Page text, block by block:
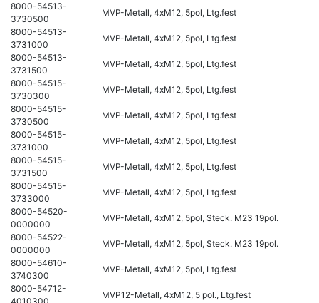
8000-54513-
3730500
MVP-Metall, 4xM12, 5pol, Ltg.fest
8000-54513-
3731000
MVP-Metall, 4xM12, 5pol, Ltg.fest
8000-54513-
3731500
MVP-Metall, 4xM12, 5pol, Ltg.fest
8000-54515-
3730300
MVP-Metall, 4xM12, 5pol, Ltg.fest
8000-54515-
3730500
MVP-Metall, 4xM12, 5pol, Ltg.fest
8000-54515-
3731000
MVP-Metall, 4xM12, 5pol, Ltg.fest
8000-54515-
3731500
MVP-Metall, 4xM12, 5pol, Ltg.fest
8000-54515-
3733000
MVP-Metall, 4xM12, 5pol, Ltg.fest
8000-54520-
0000000
MVP-Metall, 4xM12, 5pol, Steck. M23 19pol.
8000-54522-
0000000
MVP-Metall, 4xM12, 5pol, Steck. M23 19pol.
8000-54610-
3740300
MVP-Metall, 4xM12, 5pol, Ltg.fest
8000-54712-
MVP12-Metall, 4xM12, 5 pol., Ltg.fest